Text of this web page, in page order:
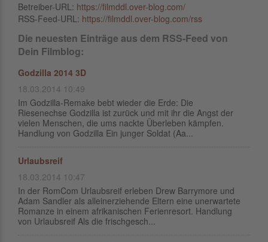
Betreiber-URL: https://filmddl.over-blog.com/
RSS-Feed-URL: https://filmddl.over-blog.com/rss
Die neuesten Einträge aus dem RSS-Feed von
Dein Filmblog:
Godzilla 2014 3D
18.03.2014 10:49
Im Godzilla-Remake bebt wieder die Erde: Die
Riesenechse Godzilla ist zurück und mit ihr die Angst der
vielen Menschen, die ums nackte Überleben kämpfen.
Handlung von Godzilla Ein junger Soldat (Aa...
Urlaubsreif
18.03.2014 10:47
In der RomCom Urlaubsreif erleben Drew Barrymore und
Adam Sandler als alleinerziehende Eltern eine unerwartete
Romanze in einem afrikanischen Ferienresort. Handlung
von Urlaubsreif Als die frischgesch...